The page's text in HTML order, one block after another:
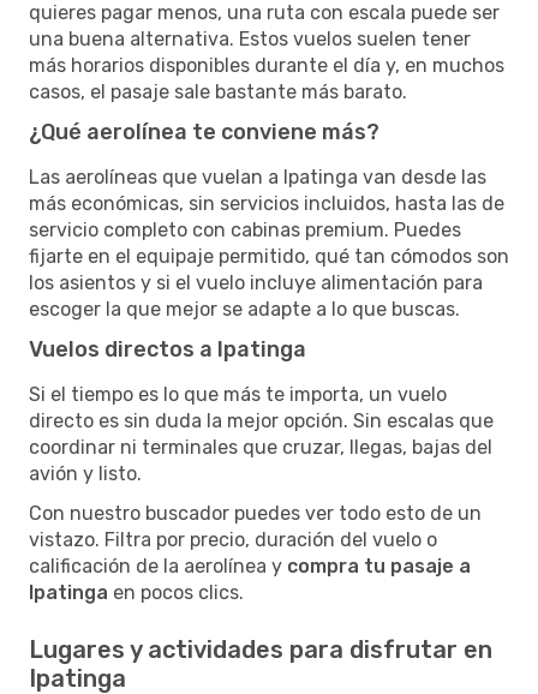
quieres pagar menos, una ruta con escala puede ser
una buena alternativa. Estos vuelos suelen tener
más horarios disponibles durante el día y, en muchos
casos, el pasaje sale bastante más barato.
¿Qué aerolínea te conviene más?
Las aerolíneas que vuelan a Ipatinga van desde las
más económicas, sin servicios incluidos, hasta las de
servicio completo con cabinas premium. Puedes
fijarte en el equipaje permitido, qué tan cómodos son
los asientos y si el vuelo incluye alimentación para
escoger la que mejor se adapte a lo que buscas.
Vuelos directos a Ipatinga
Si el tiempo es lo que más te importa, un vuelo
directo es sin duda la mejor opción. Sin escalas que
coordinar ni terminales que cruzar, llegas, bajas del
avión y listo.
Con nuestro buscador puedes ver todo esto de un
vistazo. Filtra por precio, duración del vuelo o
calificación de la aerolínea y compra tu pasaje a
Ipatinga en pocos clics.
Lugares y actividades para disfrutar en
Ipatinga